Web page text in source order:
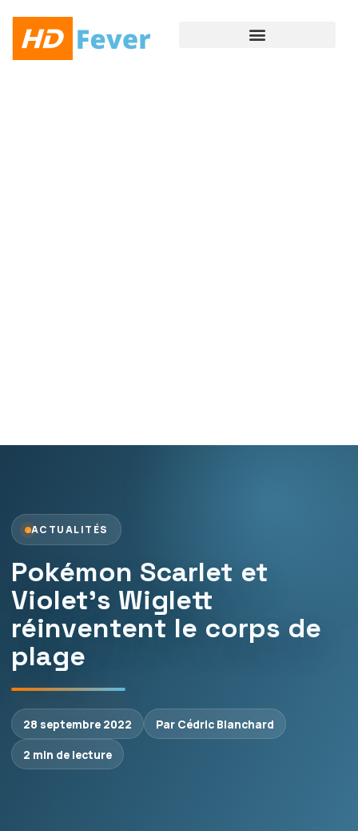
ACTUALITÉS
Pokémon Scarlet et
Violet’s Wiglett
réinventent le corps de
plage
28 septembre 2022
Par Cédric Blanchard
2 min de lecture